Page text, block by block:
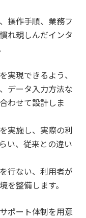
操作手順、業務フ
れ親しんだインタ
実現できるよう、
データ入力方法な
わせて設計しま
実施し、実際の利
い、従来との違い
行ない、利用者が
を整備します。
ポート体制を用意